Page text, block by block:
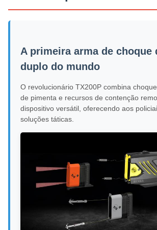
A primeira arma de choque
duplo do mundo
O revolucionário TX200P combina
de pimenta e recursos de contenção
dispositivo versátil, oferecendo aos
soluções táticas.